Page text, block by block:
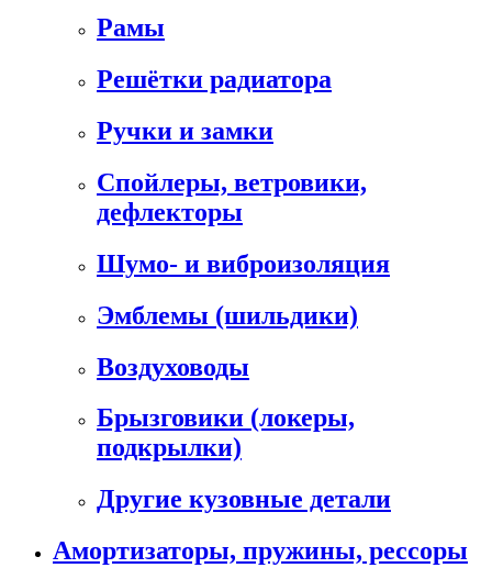
Рамы
Решётки радиатора
Ручки и замки
Спойлеры, ветровики,
дефлекторы
Шумо- и виброизоляция
Эмблемы (шильдики)
Воздуховоды
Брызговики (локеры,
подкрылки)
Другие кузовные детали
Амортизаторы, пружины, рессоры